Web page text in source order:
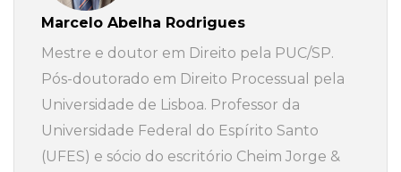
Marcelo Abelha Rodrigues
Mestre e doutor em Direito pela PUC/SP.
Pós-doutorado em Direito Processual pela
Universidade de Lisboa. Professor da
Universidade Federal do Espírito Santo
(UFES) e sócio do escritório Cheim Jorge &